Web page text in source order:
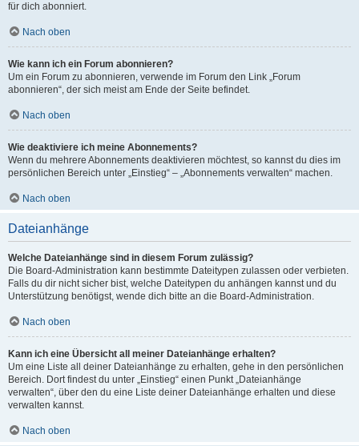
für dich abonniert.
Nach oben
Wie kann ich ein Forum abonnieren?
Um ein Forum zu abonnieren, verwende im Forum den Link „Forum
abonnieren“, der sich meist am Ende der Seite befindet.
Nach oben
Wie deaktiviere ich meine Abonnements?
Wenn du mehrere Abonnements deaktivieren möchtest, so kannst du dies im
persönlichen Bereich unter „Einstieg“ – „Abonnements verwalten“ machen.
Nach oben
Dateianhänge
Welche Dateianhänge sind in diesem Forum zulässig?
Die Board-Administration kann bestimmte Dateitypen zulassen oder verbieten.
Falls du dir nicht sicher bist, welche Dateitypen du anhängen kannst und du
Unterstützung benötigst, wende dich bitte an die Board-Administration.
Nach oben
Kann ich eine Übersicht all meiner Dateianhänge erhalten?
Um eine Liste all deiner Dateianhänge zu erhalten, gehe in den persönlichen
Bereich. Dort findest du unter „Einstieg“ einen Punkt „Dateianhänge
verwalten“, über den du eine Liste deiner Dateianhänge erhalten und diese
verwalten kannst.
Nach oben